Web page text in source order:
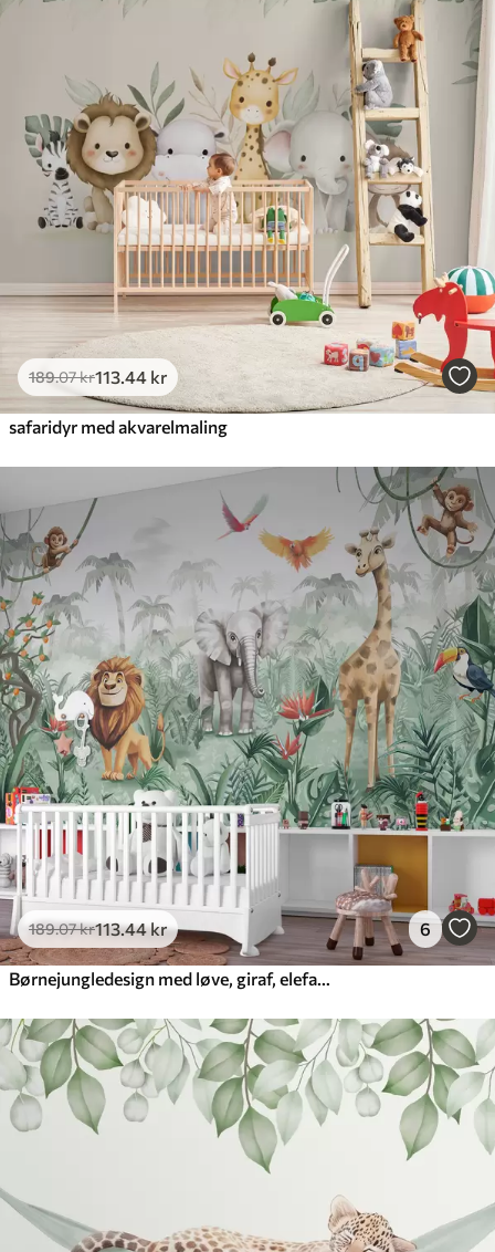
189.07kr113 .44 kr
safaridyr med akvarelmaling
189.07kr113.44kr 6